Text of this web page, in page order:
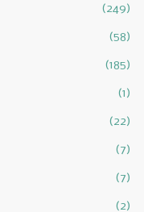
(249)
(58)
(185)
(1)
(22)
(7)
(7)
(2)